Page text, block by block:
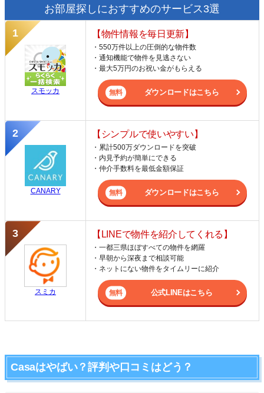
お部屋探しにおすすめのサービス3選
スモッカ
【物件情報を毎日更新】
・550万件以上の圧倒的な物件数
・通知機能で物件を見逃さない
・最大5万円のお祝い金がもらえる
ダウンロードはこちら
CANARY
【シンプルで使いやすい】
・累計500万ダウンロードを突破
・内見予約が簡単にできる
・仲介手数料を最低金額保証
ダウンロードはこちら
スミカ
【LINEで物件を紹介してくれる】
・一都三県ほぼすべての物件を網羅
・早朝から深夜まで相談可能
・ネットにない物件をタイムリーに紹介
公式LINEはこちら
Casaはやばい？評判や口コミはどう？